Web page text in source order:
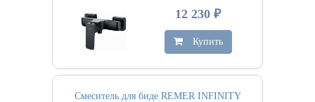
12 230 ₽
Купить
Смеситель для биде REMER INFINITY